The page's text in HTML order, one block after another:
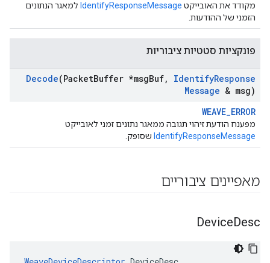
מקודד את האובייקט IdentifyResponseMessage למאגר הנתונים
הזמני של ההודעות.
פונקציות סטטיות ציבוריות
Decode(PacketBuffer *msgBuf, IdentifyResponse
Message & msg)
WEAVE_ERROR
מפענח הודעת זיהוי תגובה ממאגר נתונים זמני לאובייקט
IdentifyResponseMessage שסופק.
מאפיינים ציבוריים
DeviceDesc